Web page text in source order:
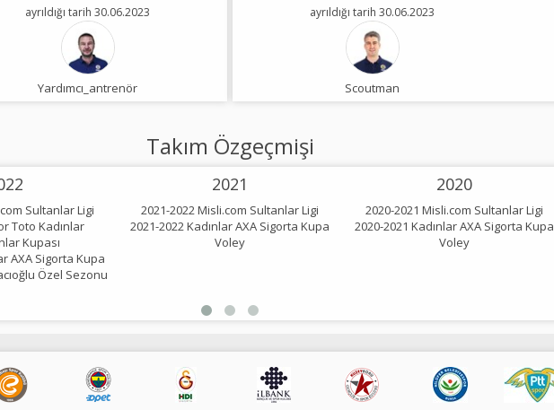
ayrıldığı tarih 30.06.2023
Yardımcı_antrenör
ayrıldığı tarih 30.06.2023
Scoutman
Takım Özgeçmişi
Sultanlar Ligi
Toto Kadınlar
Kupası
AXA Sigorta Kupa
Özel Sezonu
2021
2021-2022 Misli.com Sultanlar Ligi
2021-2022 Kadınlar AXA Sigorta Kupa
Voley
2020
2020-2021 Misli.com Sultanlar Ligi
2020-2021 Kadınlar AXA Sigorta Kupa
Voley